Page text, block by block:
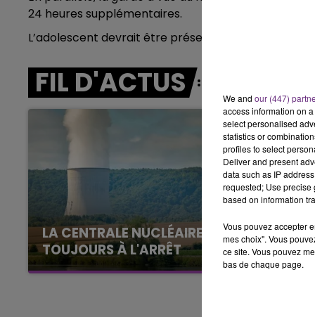
7h00 - 11h00
BEST OF
24 heures supplémentaires.
L’adolescent devrait être présenté au parquet ce
FIL D'ACTUS
LA CENTRALE NUCLÉAIRE DE CHOOZ
TOUJOURS À L'ARRÊT
Cela fait déjà une semaine que la centrale
We and our (447)
access information on
select personalised
statistics or
profiles to select
Deliver and present
data such as IP
requested; Use precise
based on information
Vous pouvez accepter
mes choix". Vous
ce site. Vous pouvez
bas de chaque page.